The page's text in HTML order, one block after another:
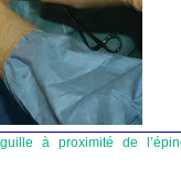
à proximité de